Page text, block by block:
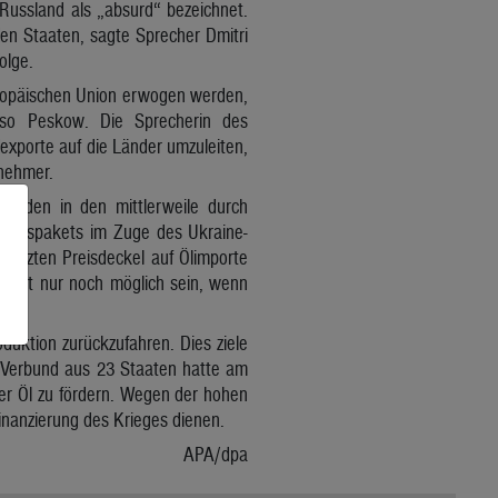
als „absurd“ bezeichnet.
Staaten, sagte Sprecher Dmitri
Union erwogen werden,
Peskow. Die Sprecherin des
auf die Länder umzuleiten,
in den mittlerweile durch
im Zuge des Ukraine-
Preisdeckel auf Ölimporte
nur noch möglich sein, wenn
zurückzufahren. Dies ziele
aus 23 Staaten hatte am
Öl zu fördern. Wegen der hohen
des Krieges dienen.
APA/dpa